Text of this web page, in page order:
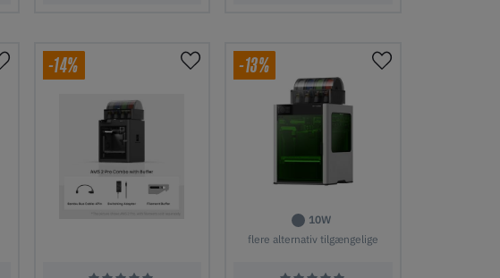
-14% -13%
10W
flere alternativ tilgængelige